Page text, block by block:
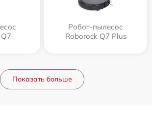
Робот-пылесос
Roborock Q7 Plus
Показать больше